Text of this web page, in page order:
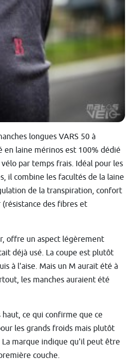
longues VARS 50 à
en laine mérinos est 100% dédié
par temps frais. Idéal pour les
il combine les facultés de la laine
de la transpiration, confort
des fibres et
offre un aspect légèrement
déjà usé. La coupe est plutôt
à l'aise. Mais un M aurait été à
les manches auraient été
ce qui confirme que ce
les grands froids mais plutôt
marque indique qu'il peut être
couche.